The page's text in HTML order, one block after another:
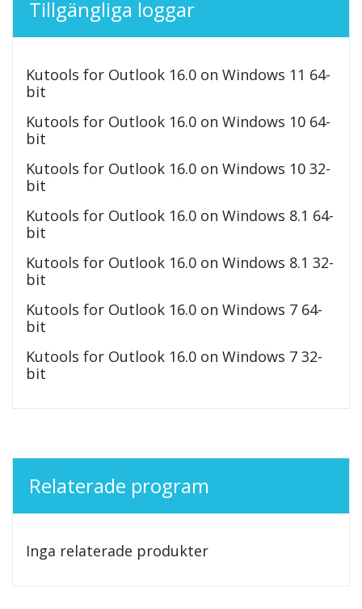
Tillgängliga loggar
Kutools for Outlook 16.0 on Windows 11 64-
bit
Kutools for Outlook 16.0 on Windows 10 64-
bit
Kutools for Outlook 16.0 on Windows 10 32-
bit
Kutools for Outlook 16.0 on Windows 8.1 64-
bit
Kutools for Outlook 16.0 on Windows 8.1 32-
bit
Kutools for Outlook 16.0 on Windows 7 64-
bit
Kutools for Outlook 16.0 on Windows 7 32-
bit
Relaterade program
Inga relaterade produkter